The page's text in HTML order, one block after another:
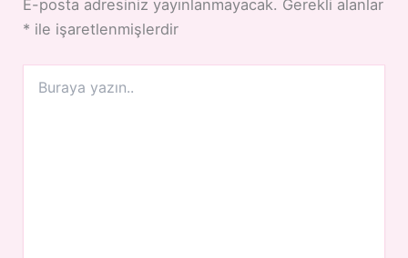
E-posta adresiniz yayınlanmayacak. Gerekli alanlar
* ile işaretlenmişlerdir
yazın..